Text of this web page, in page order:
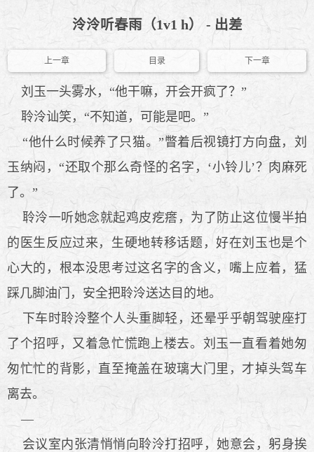
泠泠听春雨（1v1 h） - 出差
上一章 目录 下一章
刘玉一头雾水，“他干嘛，开会开疯了？”
聆泠讪笑，“不知道，可能是吧。”
“他什么时候养了只猫。”瞥着后视镜打方向盘，刘
玉纳闷，“还取个那么奇怪的名字，‘小铃儿’？肉麻死
了。”
聆泠一听她念就起鸡皮疙瘩，为了防止这位慢半拍
的医生反应过来，生硬地转移话题，好在刘玉也是个
心大的，根本没思考过这名字的含义，嘴上应着，猛
踩几脚油门，安全把聆泠送达目的地。
下车时聆泠整个人头重脚轻，还晕乎乎朝驾驶座打
了个招呼，又着急忙慌跑上楼去。刘玉一直看着她匆
匆忙忙的背影，直至掩盖在玻璃大门里，才掉头驾车
离去。
—
会议室内张清悄悄向聆泠打招呼，她意会，躬身挨